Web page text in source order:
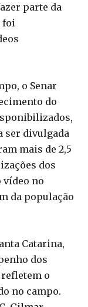
parte da
foi
o Senar
do
ser divulgada
mais de 2,5
dos
vídeo no
da população
Catarina,
dos
o
no campo.